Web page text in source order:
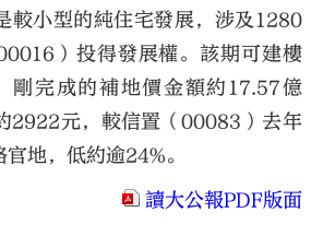
較小型的純住宅發展，涉及1280
）投得發展權。該期可建樓
剛完成的補地價金額約17.57億
2922元，較信置（00083）去年
地，低約逾24%。
讀大公報PDF版面